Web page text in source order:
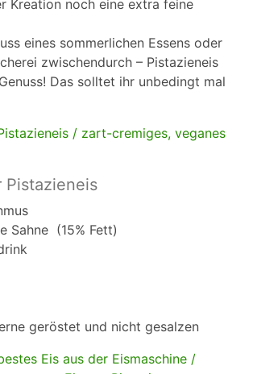
Kreation noch eine extra feine
eines sommerlichen Essens oder
zwischendurch – Pistazieneis
Das solltet ihr unbedingt mal
Pistazieneis
Sahne (15% Fett)
geröstet und nicht gesalzen